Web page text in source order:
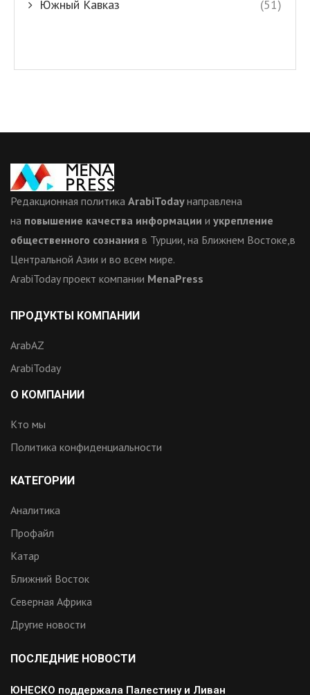
Южный Кавказ (51)
Редакционная политика ArabiTodayнаправлена
на повышение качества информации и укрепление
общественного сознания в Турции, на Ближнем Востоке,в
Центральной Азии и во всем мире.
ArabiToday проект компании MenaPress
ПРОДУКТЫ КОМПАНИИ
ArabAZ
ArabiToday
О КОМПАНИИ
Кто мы
Политика конфиденциальности
КАТЕГОРИИ
Аналитика
Профайл
Катар
Ближний Восток
Северная Африка
Другие новости
ПОСЛЕДНИЕ НОВОСТИ
ЮНЕСКО поддержала Палестину и Ливан